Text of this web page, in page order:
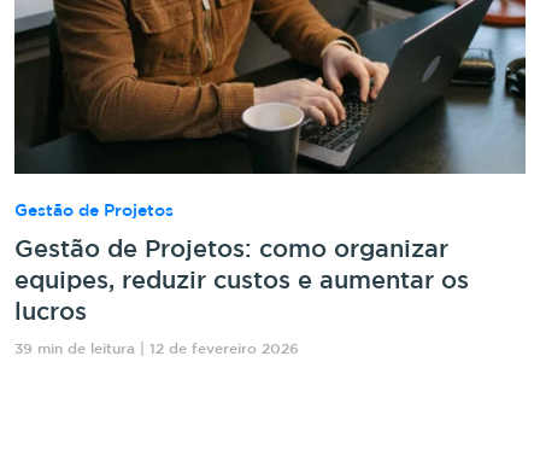
Gestão de Projetos
Gestão de Projetos: como organizar
equipes, reduzir custos e aumentar os
lucros
39 min de leitura | 12 de fevereiro 2026